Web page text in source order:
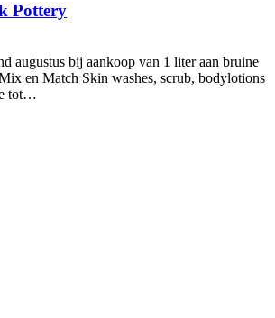
Pottery
augustus bij aankoop van 1 liter aan bruine
en Match Skin washes, scrub, bodylotions
tot…